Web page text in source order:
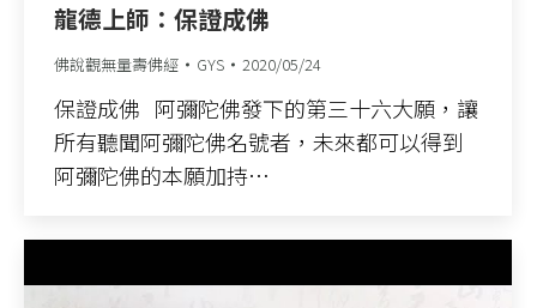
龍德上師：保證成佛
佛說觀無量壽佛經 GYS 2020/05/24
保證成佛 阿彌陀佛發下的第三十六大願，讓
所有聽聞阿彌陀佛名號者，未來都可以得到
阿彌陀佛的本願加持…